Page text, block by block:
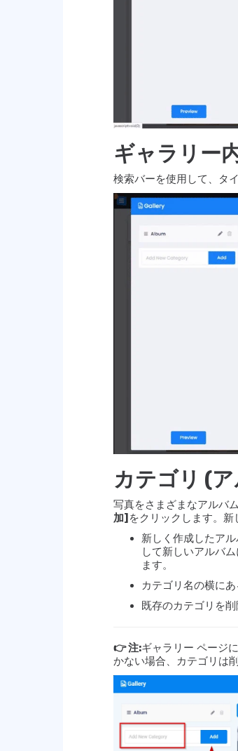
ギャラリー
検索バーを使用して、タ
カテゴリ (
写真をさまざまなアルバ
加] をクリックします。新
新しく作成したア
して新しいアルバ
ます。
カテゴリ名の横にあ
既存のカテゴリを削
👉 注:ギャラリー ページ
かない場合、カテゴリは